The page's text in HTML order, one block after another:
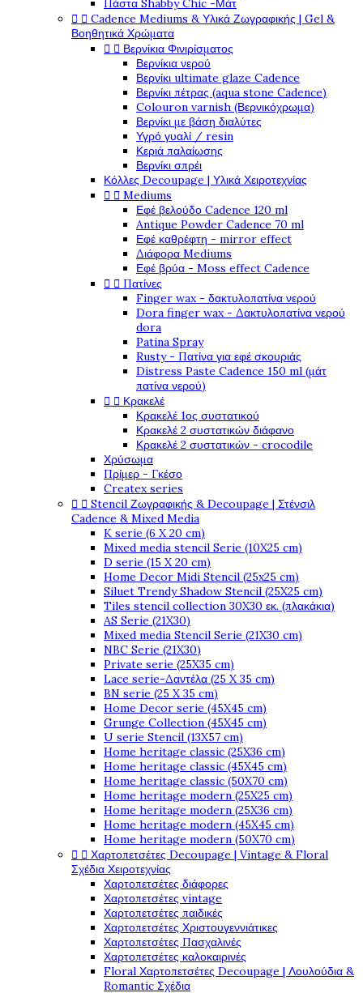
Πάστα Shabby Chic -Μάτ
  Cadence Mediums & Υλικά Ζωγραφικής | Gel &
Βοηθητικά Χρώματα
  Βερνίκια Φινιρίσματος
Βερνίκια νερού
Βερνίκι ultimate glaze Cadence
Βερνίκι πέτρας (aqua stone Cadence)
Colouron varnish (Βερνικόχρωμα)
Βερνίκι με βάση διαλύτες
Υγρό γυαλί / resin
Κεριά παλαίωσης
Βερνίκι σπρέι
Κόλλες Decoupage | Υλικά Χειροτεχνίας
  Mediums
Εφέ βελούδο Cadence 120 ml
Antique Powder Cadence 70 ml
Εφέ καθρέφτη - mirror effect
Διάφορα Mediums
Εφέ βρύα - Moss effect Cadence
  Πατίνες
Finger wax - δακτυλοπατίνα νερού
Dora finger wax - Δακτυλοπατίνα νερού
dora
Patina Spray
Rusty - Πατίνα για εφέ σκουριάς
Distress Paste Cadence 150 ml (μάτ
πατίνα νερού)
  Κρακελέ
Κρακελέ 1ος συστατικού
Κρακελέ 2 συστατικών διάφανο
Κρακελέ 2 συστατικών - crocodile
Χρύσωμα
Πρίμερ - Γκέσο
Createx series
  Stencil Ζωγραφικής & Decoupage | Στένσιλ
Cadence & Mixed Media
K serie (6 X 20 cm)
Mixed media stencil Serie (10X25 cm)
D serie (15 X 20 cm)
Home Decor Midi Stencil (25x25 cm)
Siluet Trendy Shadow Stencil (25X25 cm)
Tiles stencil collection 30X30 εκ. (πλακάκια)
AS Serie (21X30)
Mixed media Stencil Serie (21X30 cm)
NBC Serie (21X30)
Private serie (25X35 cm)
Lace serie-Δαντέλα (25 X 35 cm)
BN serie (25 X 35 cm)
Home Decor serie (45X45 cm)
Grunge Collection (45X45 cm)
U serie Stencil (13X57 cm)
Home heritage classic (25X36 cm)
Home heritage classic (45X45 cm)
Home heritage classic (50X70 cm)
Home heritage modern (25X25 cm)
Home heritage modern (25X36 cm)
Home heritage modern (45X45 cm)
Home heritage modern (50X70 cm)
  Χαρτοπετσέτες Decoupage | Vintage & Floral
Σχέδια Χειροτεχνίας
Χαρτοπετσέτες διάφορες
Χαρτοπετσέτες vintage
Χαρτοπετσέτες παιδικές
Χαρτοπετσέτες Χριστουγεννιάτικες
Χαρτοπετσέτες Πασχαλινές
Χαρτοπετσέτες καλοκαιρινές
Floral Χαρτοπετσέτες Decoupage | Λουλούδια &
Romantic Σχέδια